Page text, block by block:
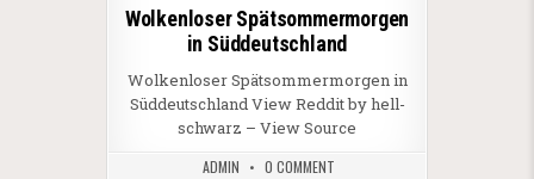
Wolkenloser Spätsommermorgen
in Süddeutschland
Wolkenloser Spätsommermorgen in
Süddeutschland View Reddit by hell-
schwarz – View Source
ADMIN 0 COMMENT